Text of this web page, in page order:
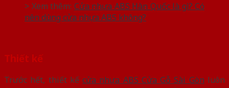
> Xem thêm: Cửa nhựa ABS Hàn Quốc là gì? Có
nên dùng cửa nhựa ABS không?
Thiết kế
Trước hết, thiết kếcửa nhựa ABS Cửa Gỗ Sài Gòn luôn